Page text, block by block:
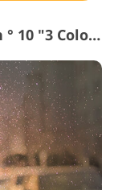
Action Photoshop Fire gratuite n ° 10 "3 Colors"